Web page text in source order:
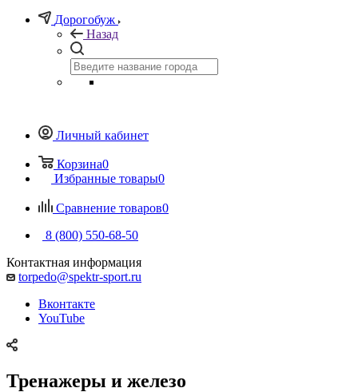
Дорогобуж
Назад
Личный кабинет
Корзина0
Избранные товары0
Сравнение товаров0
8 (800) 550-68-50
Контактная информация
torpedo@spektr-sport.ru
Вконтакте
YouTube
Тренажеры и железо